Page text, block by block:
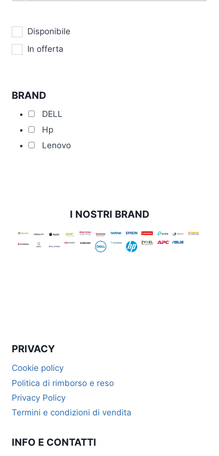
Disponibile
In offerta
BRAND
DELL
Hp
Lenovo
I NOSTRI BRAND
PRIVACY
Cookie policy
Politica di rimborso e reso
Privacy Policy
Termini e condizioni di vendita
INFO E CONTATTI